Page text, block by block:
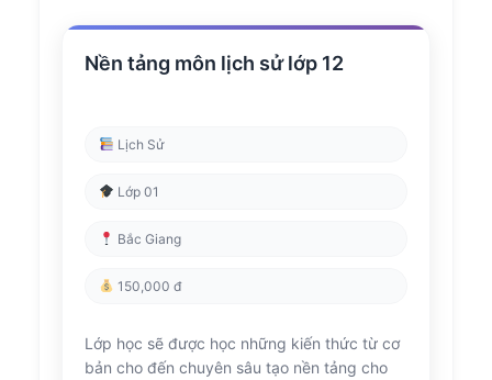
Nền tảng môn lịch sử lớp 12
Lịch Sử
Lớp 01
Bắc Giang
150,000 đ
Lớp học sẽ được học những kiến thức từ cơ
bản cho đến chuyên sâu tạo nền tảng cho